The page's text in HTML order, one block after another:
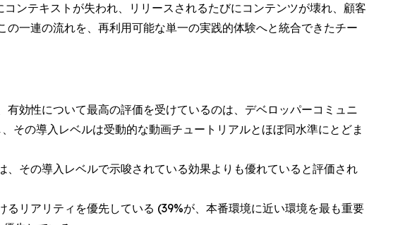
ンテキストが失われ、リリースされるたびにコンテンツが壊れ、顧客
一連の流れを、再利用可能な単一の実践的体験へと統合できたチー
有効性について最高の評価を受けているのは、デベロッパーコミュニ
その導入レベルは受動的な動画チュートリアルとほぼ同水準にとどま
、その導入レベルで示唆されている効果よりも優れていると評価され
るリアリティを優先している (39%が、本番環境に近い環境を最も重要